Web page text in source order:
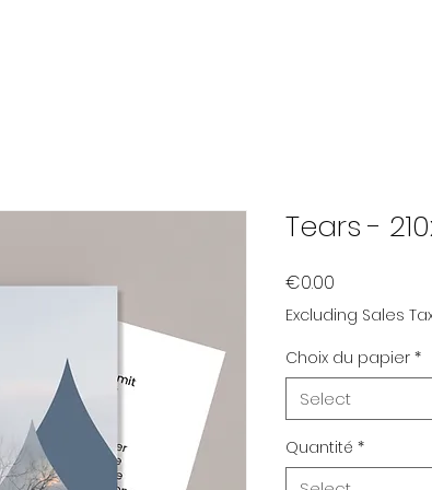
Tears -
€0.00
Excluding Sales
Choix du papier *
Select
Quantité *